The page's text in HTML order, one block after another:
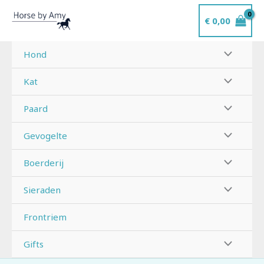
naar
inhoud
€0,00
Hond
Kat
Paard
Gevogelte
Boerderij
Sieraden
Frontriem
Gifts